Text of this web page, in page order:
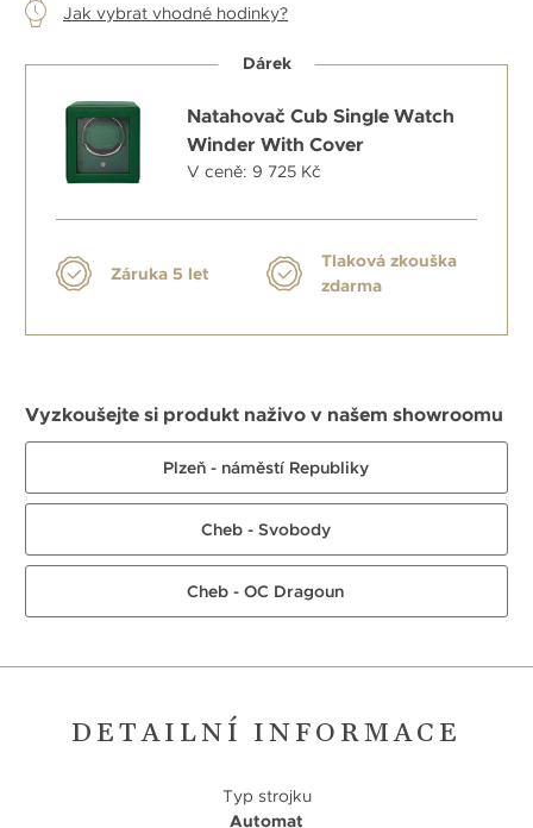
Jak vybrat vhodné hodinky?
Dárek
Natahovač Cub Single Watch
Winder With Cover
V ceně: 9 725 Kč
Záruka 5 let
Tlaková zkouška
zdarma
Vyzkoušejte si produkt naživo v našem showroomu
Plzeň - náměstí Republiky
Cheb - Svobody
Cheb - OC Dragoun
DETAILNÍ INFORMACE
Typ strojku
Automat